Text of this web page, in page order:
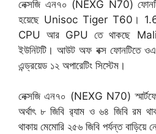
নেক্সজি এন৭০ (NEXG N70)
হয়েছে Unisoc Tiger T60।
CPU আর GPU তে থাকছে
ইউনিটটি। আউট অফ বক্স ফোনটিতে
এন্ড্রয়েড ১২ অপারেটিং সিস্টেম।
নেক্সজি এন৭০ (NEXG N70)
অর্থাৎ ৮ জিবি র‍্যাম ও ৬৪ জিবি রম
থাকায় মেমোরি ২৫৬ জিবি পর্যন্ত বাড়িয়ে